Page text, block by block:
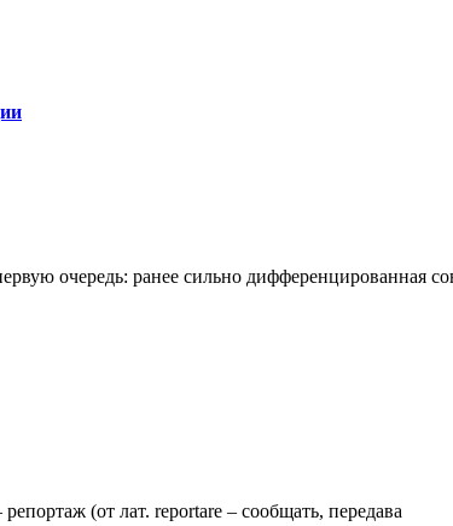
очередь: ранее сильно дифференцированная
(от лат. reportare – сообщать, передава